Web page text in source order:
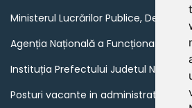
Ministerul Lucrărilor Publice,
Agenția Națională a Funcționarilor
Instituția Prefectului Judetul Neamt
Posturi vacante in administratia